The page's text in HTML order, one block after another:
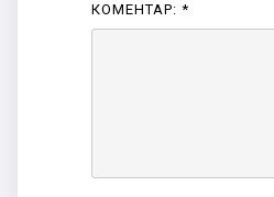
КОМЕНТАР: *